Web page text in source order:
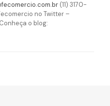
(11) 3170-
no Twitter –
Conheça o blog: